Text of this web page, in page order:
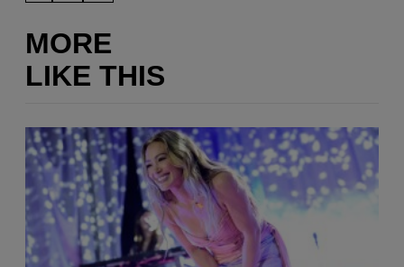
MORE
LIKE THIS